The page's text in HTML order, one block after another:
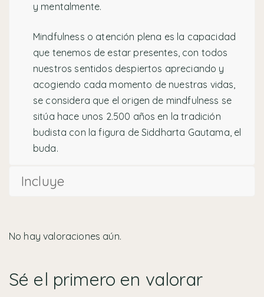
y mentalmente.
Mindfulness o atención plena es la capacidad
que tenemos de estar presentes, con todos
nuestros sentidos despiertos apreciando y
acogiendo cada momento de nuestras vidas,
se considera que el origen de mindfulness se
sitúa hace unos 2.500 años en la tradición
budista con la figura de Siddharta Gautama, el
buda.
Incluye
No hay valoraciones aún.
Sé el primero en valorar